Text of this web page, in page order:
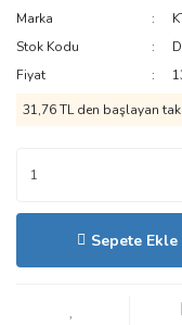
Marka
Stok Kodu
Fiyat
31,76 TL den başlayan
Sepete Ekle